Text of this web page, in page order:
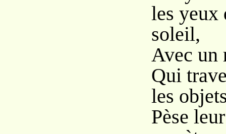
les yeux
soleil,
Avec un
Qui
les
Pèse